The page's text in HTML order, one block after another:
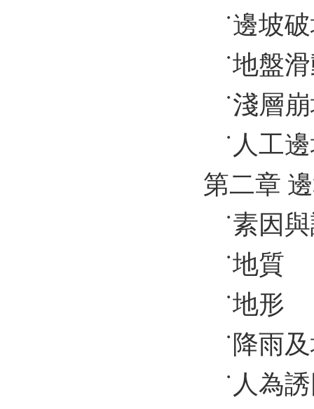
˙邊坡
˙地盤
˙淺層
˙人工
第二章
˙素因
˙地質
˙地形
˙降雨
˙人為